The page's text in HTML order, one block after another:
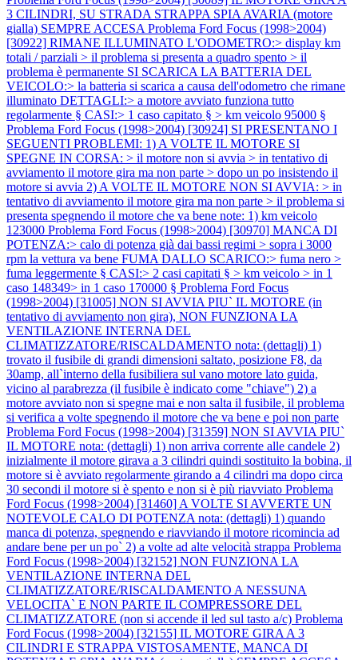
3 CILINDRI, SU STRADA STRAPPA SPIA AVARIA (motore
gialla) SEMPRE ACCESA Problema Ford Focus (1998>2004)
[30922] RIMANE ILLUMINATO L'ODOMETRO:> display km
totali / parziali > il problema si presenta a quadro spento > il
problema è permanente SI SCARICA LA BATTERIA DEL
VEICOLO:> la batteria si scarica a causa dell'odometro che rimane
illuminato DETTAGLI:> a motore avviato funziona tutto
regolarmente § CASI:> 1 caso capitato § > km veicolo 95000 §
Problema Ford Focus (1998>2004) [30924] SI PRESENTANO I
SEGUENTI PROBLEMI: 1) A VOLTE IL MOTORE SI
SPEGNE IN CORSA: > il motore non si avvia > in tentativo di
avviamento il motore gira ma non parte > dopo un po insistendo il
motore si avvia 2) A VOLTE IL MOTORE NON SI AVVIA: > in
tentativo di avviamento il motore gira ma non parte > il problema si
presenta spegnendo il motore che va bene note: 1) km veicolo
123000 Problema Ford Focus (1998>2004) [30970] MANCA DI
POTENZA:> calo di potenza già dai bassi regimi > sopra i 3000
rpm la vettura va bene FUMA DALLO SCARICO:> fuma nero >
fuma leggermente § CASI:> 2 casi capitati § > km veicolo > in 1
caso 148349> in 1 caso 170000 § Problema Ford Focus
(1998>2004) [31005] NON SI AVVIA PIU` IL MOTORE (in
tentativo di avviamento non gira), NON FUNZIONA LA
VENTILAZIONE INTERNA DEL
CLIMATIZZATORE/RISCALDAMENTO nota: (dettagli) 1)
trovato il fusibile di grandi dimensioni saltato, posizione F8, da
30amp, all`interno della fusibiliera sul vano motore lato guida,
vicino al parabrezza (il fusibile è indicato come "chiave") 2) a
motore avviato non si spegne mai e non salta il fusibile, il problema
si verifica a volte spegnendo il motore che va bene e poi non parte
Problema Ford Focus (1998>2004) [31359] NON SI AVVIA PIU`
IL MOTORE nota: (dettagli) 1) non arriva corrente alle candele 2)
inizialmente il motore girava a 3 cilindri quindi sostituito la bobina, il
motore si è avviato regolarmente girando a 4 cilindri ma dopo circa
30 secondi il motore si è spento e non si è più riavviato Problema
Ford Focus (1998>2004) [31460] A VOLTE SI AVVERTE UN
NOTEVOLE CALO DI POTENZA nota: (dettagli) 1) quando
manca di potenza, spegnendo e riavviando il motore ricomincia ad
andare bene per un po` 2) a volte ad alte velocità strappa Problema
Ford Focus (1998>2004) [32152] NON FUNZIONA LA
VENTILAZIONE INTERNA DEL
CLIMATIZZATORE/RISCALDAMENTO A NESSUNA
VELOCITA` E NON PARTE IL COMPRESSORE DEL
CLIMATIZZATORE (non si accende il led sul tasto a/c) Problema
Ford Focus (1998>2004) [32155] IL MOTORE GIRA A 3
CILINDRI E STRAPPA VISTOSAMENTE, MANCA DI